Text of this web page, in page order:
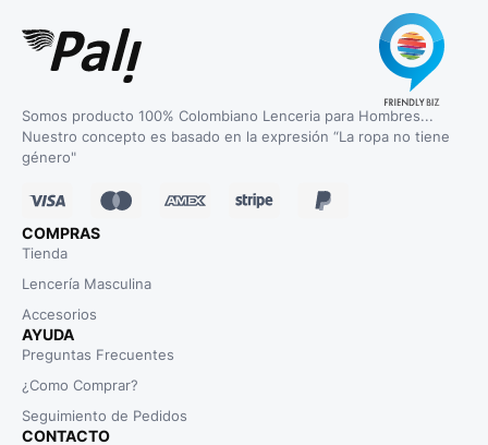
Somos producto 100% Colombiano Lenceria para Hombres...
Nuestro concepto es basado en la expresión “La ropa no tiene
género"
COMPRAS
Tienda
Lencería Masculina
Accesorios
AYUDA
Preguntas Frecuentes
¿Como Comprar?
Seguimiento de Pedidos
CONTACTO